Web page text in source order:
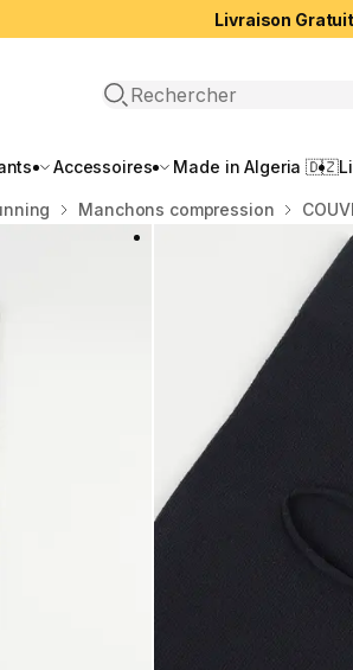
Livraison
Recherche ouverte
Accessoires Made in Algeria 🇩🇿
Manchons compression